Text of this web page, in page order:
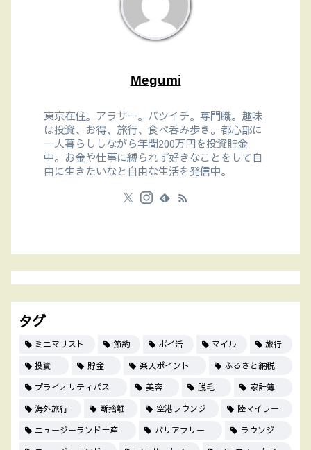
Megumi
東京在住。アラサー。バツイチ。専門職。趣味
は投資、お得、旅行、食べ呑み歩き。都心部に
一人暮らししながら年間200万円を投資貯金
中。お金や仕事に縛られず好きなことをして自
由に生きたいなと自由な生活を発信中。
タグ
ミニマリスト 節約 ポイ活 マイル
旅行
投資
貯金 楽天ポイント
ふるさと納税
プライオリティパス
美容 脱毛
家計簿
海外旅行
断捨離 空港ラウンジ
陸マイラー
ニュージーランド土産
バリアフリー
ラウンジ